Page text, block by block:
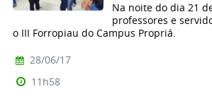
Na noite do dia 21
professores e
o III Forropiau do Campus Propriá.
28/06/17
11h58